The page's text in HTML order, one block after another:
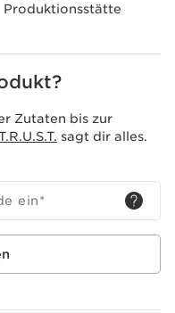
Produktionsstätte
Zutaten bis zur
sagt dir alles.
ein*